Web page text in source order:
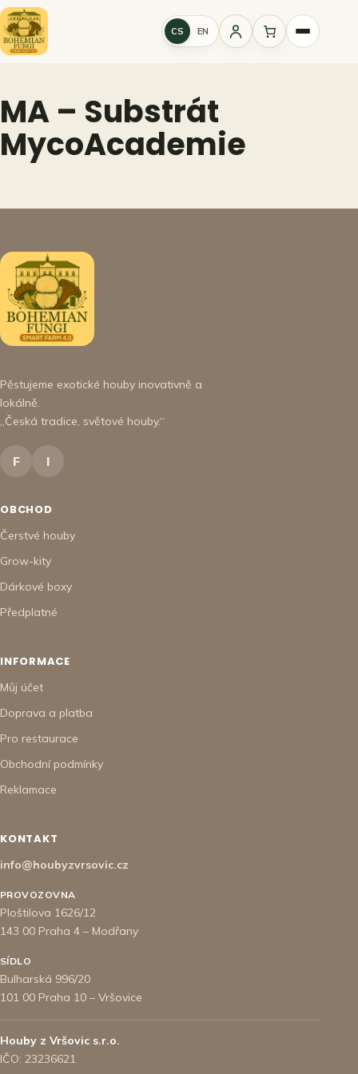
Přeskočit
na
obsah
CS EN
Přihlášení
MA – Substrát
MycoAcademie
Pěstujeme exotické houby inovativně a
lokálně.
„Česká tradice, světové houby.“
F I
OBCHOD
Čerstvé houby
Grow-kity
Dárkové boxy
Předplatné
INFORMACE
Můj účet
Doprava a platba
Pro restaurace
Obchodní podmínky
Reklamace
KONTAKT
info@houbyzvrsovic.cz
PROVOZOVNA
Ploštilova 1626/12
143 00 Praha 4 – Modřany
SÍDLO
Bulharská 996/20
101 00 Praha 10 – Vršovice
Houby z Vršovic s.r.o.
IČO: 23236621